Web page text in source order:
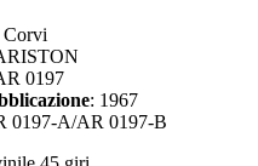
Corvi
0197
: 1967
0197-A/AR 0197-B